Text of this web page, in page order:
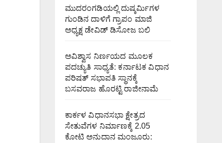
ಜಿಲ್ಲಾಧ್ಯಕ್ಷ ಗಂಗಾಧರ ಗೌಡ
ಆಗ್ರಹ
ಮುದರಂಗಡಿಯಲ್ಲಿ ದುಷ್ಕರ್ಮಿಗಳ
ಗುಂಡಿನ ದಾಳಿಗೆ ಗ್ರಾಪಂ ಮಾಜಿ
ಅಧ್ಯಕ್ಷ ಡೇವಿಡ್ ಡಿಸೋಜ ಬಲಿ
ಅವಿಶ್ವಾಸ ನಿರ್ಣಯದ ಮೂಲಕ
ಪದಚ್ಯುತಿ ಸಾಧ್ಯತೆ: ಕರ್ನಾಟಕ ವಿಧಾನ
ಪರಿಷತ್ ಸಭಾಪತಿ ಸ್ಥಾನಕ್ಕೆ
ಬಸವರಾಜ ಹೊರಟ್ಟಿ ರಾಜೀನಾಮೆ
ಕಾರ್ಕಳ ವಿಧಾನಸಭಾ ಕ್ಷೇತ್ರದ
ಸೇತುವೆಗಳ ನಿರ್ಮಾಣಕ್ಕೆ 2.05
ಕೋಟಿ ಅನುದಾನ ಮಂಜೂರು: